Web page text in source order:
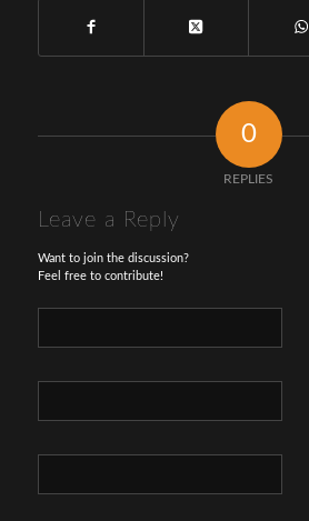
0
REPLIES
Leave a Reply
Want to join the discussion?
Feel free to contribute!